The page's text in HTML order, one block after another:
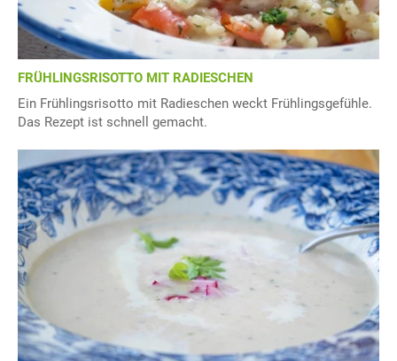
FRÜHLINGSRISOTTO MIT RADIESCHEN
Ein Frühlingsrisotto mit Radieschen weckt Frühlingsgefühle.
Das Rezept ist schnell gemacht.